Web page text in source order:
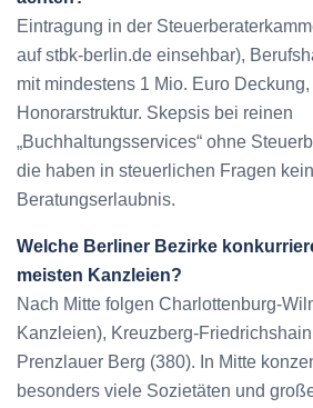
Eintragung in der
auf stbk-berlin.de einsehbar),
mit mindestens 1 Mio. Euro
Honorarstruktur. Skepsis bei reinen
„Buchhaltungsservices“ ohne
die haben in steuerlichen Fragen
Beratungserlaubnis.
Welche Berliner Bezirke
meisten Kanzleien?
Nach Mitte folgen Charlottenburg-
Kanzleien), Kreuzberg-
Prenzlauer Berg (380). In Mitte
besonders viele Sozietäten und